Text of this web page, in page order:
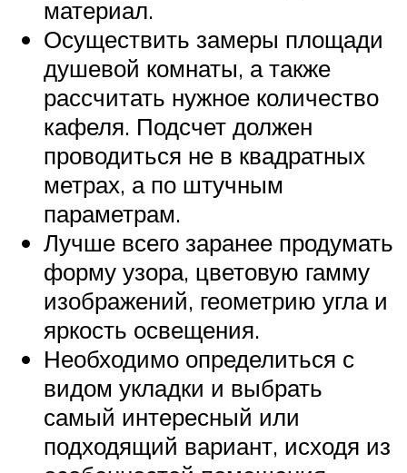
материал.
Осуществить замеры площади
душевой комнаты, а также
рассчитать нужное количество
кафеля. Подсчет должен
проводиться не в квадратных
метрах, а по штучным
параметрам.
Лучше всего заранее продумать
форму узора, цветовую гамму
изображений, геометрию угла и
яркость освещения.
Необходимо определиться с
видом укладки и выбрать
самый интересный или
подходящий вариант, исходя из